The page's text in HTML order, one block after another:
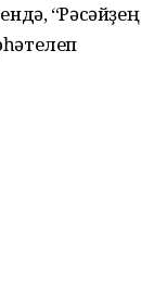
“Рәсәйҙең